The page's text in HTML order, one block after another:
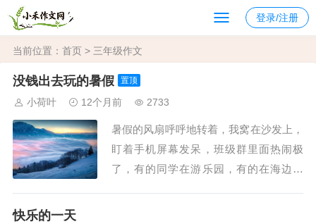
登录/注册
当前位置： 首页 > 三年级作文
没钱出去玩的暑假 置顶
小荷叶 12个月前 2733
暑假的风扇呼呼地转着，我窝在沙发上，
盯着手机屏幕发呆，班级群里面热闹极
了，有的同学在游乐园，有的在海边冲
快乐的一天